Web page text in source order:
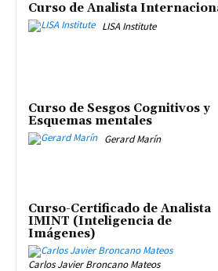
Curso de Analista
LISA Institute
Curso de Sesgos Cognitivos y
Esquemas mentales
Gerard Marín
Curso-Certificado de Analista
IMINT (Inteligencia de
Imágenes)
Carlos Javier Broncano Mateos